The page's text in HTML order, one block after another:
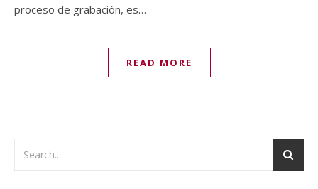
proceso de grabación, es…
READ MORE